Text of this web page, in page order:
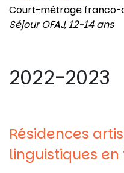
Court-métrage
Séjour OFAJ, 12-14 ans
Résidences
linguistiques
2022-2023